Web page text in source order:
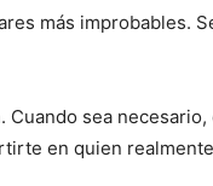
más improbables.
Cuando sea
en quien